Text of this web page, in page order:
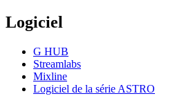
Logiciel
G HUB
Streamlabs
Mixline
Logiciel de la série ASTRO